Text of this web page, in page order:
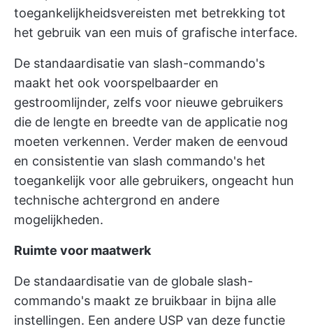
toegankelijkheidsvereisten met betrekking tot
het gebruik van een muis of grafische interface.
De standaardisatie van slash-commando's
maakt het ook voorspelbaarder en
gestroomlijnder, zelfs voor nieuwe gebruikers
die de lengte en breedte van de applicatie nog
moeten verkennen. Verder maken de eenvoud
en consistentie van slash commando's het
toegankelijk voor alle gebruikers, ongeacht hun
technische achtergrond en andere
mogelijkheden.
Ruimte voor maatwerk
De standaardisatie van de globale slash-
commando's maakt ze bruikbaar in bijna alle
instellingen. Een andere USP van deze functie